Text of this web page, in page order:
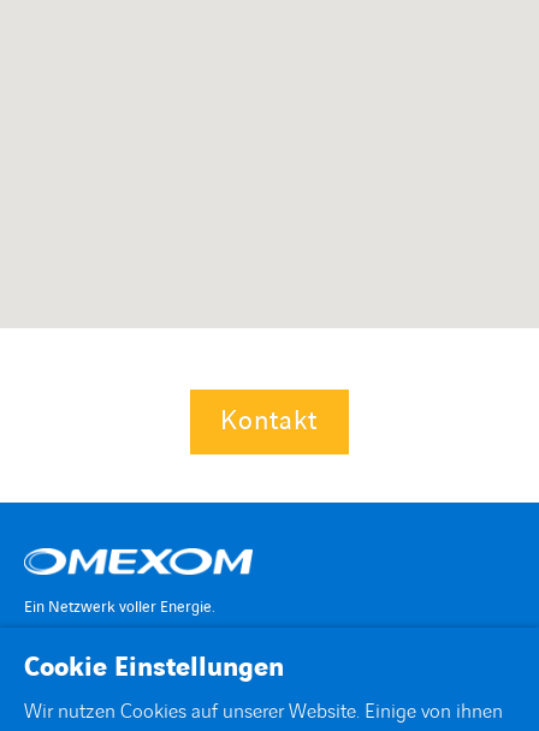
Kontakt
Ein Netzwerk voller Energie.
Cookie Einstellungen
Wir nutzen Cookies auf unserer Website. Einige von ihnen